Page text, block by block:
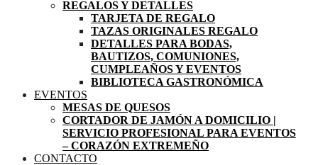
REGALOS Y DETALLES
TARJETA DE REGALO
TAZAS ORIGINALES REGALO
DETALLES PARA BODAS,
BAUTIZOS, COMUNIONES,
CUMPLEAÑOS Y EVENTOS
BIBLIOTECA GASTRONÓMICA
EVENTOS
MESAS DE QUESOS
CORTADOR DE JAMÓN A DOMICILIO |
SERVICIO PROFESIONAL PARA EVENTOS
– CORAZÓN EXTREMEÑO
CONTACTO